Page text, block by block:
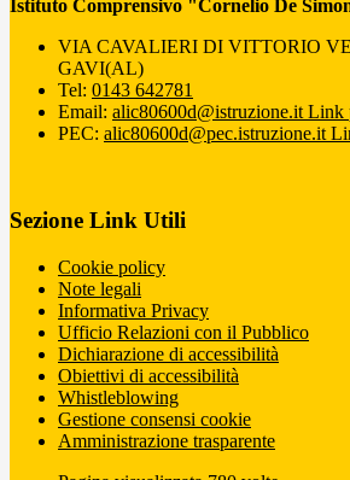
Istituto Comprensivo "Cornelio De
VIA CAVALIERI DI VITTORIO
GAVI(AL)
Tel: 0143 642781
Email: alic80600d@istruzione.it Link
PEC: alic80600d@pec.istruzione.it
Sezione Link Utili
Cookie policy
Note legali
Informativa Privacy
Ufficio Relazioni con il Pubblico
Dichiarazione di accessibilità
Obiettivi di accessibilità
Whistleblowing
Gestione consensi cookie
Amministrazione trasparente